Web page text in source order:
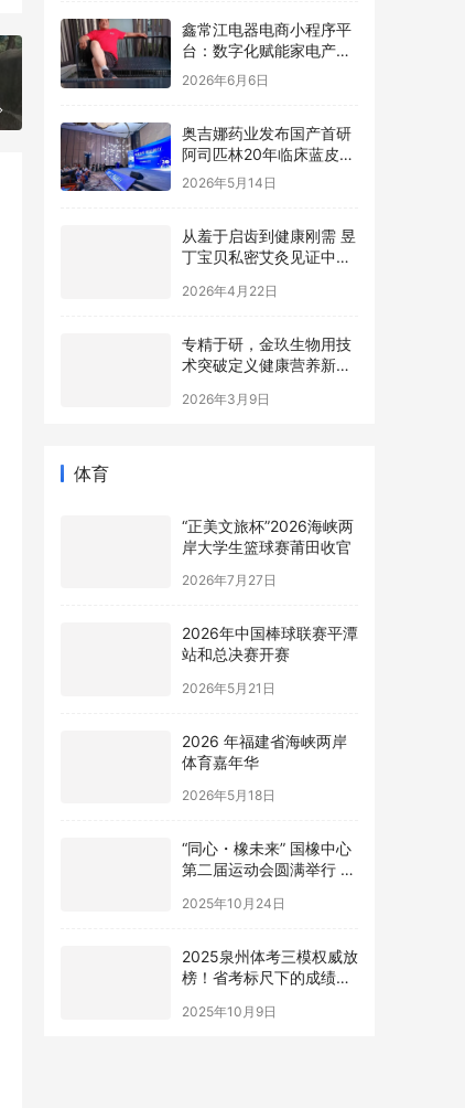
鑫常江电器电商小程序平
台：数字化赋能家电产
业，开启智慧零售新篇章
2026年6月6日
奥吉娜药业发布国产首研
阿司匹林20年临床蓝皮
书，魏国平：“原研”是历
史坐标，不是终极标准
2026年5月14日
从羞于启齿到健康刚需 昱
丁宝贝私密艾灸见证中国
2026年4月22日
专精于研，金玖生物用技
术突破定义健康营养新高
2026年3月9日
体育
“正美文旅杯”​2026海峡两
岸大学生篮球赛莆田收官
2026年7月27日
2026年中国棒球联赛平潭
站和总决赛开赛
2026年5月21日
2026 年福建省海峡两岸
体育嘉年华
2026年5月18日
“同心・橡未来” 国橡中心
第二届运动会圆满举行 赛
轮健儿尽显风采
2025年10月24日
2025泉州体考三模权威放
榜！省考标尺下的成绩透
视
2025年10月9日